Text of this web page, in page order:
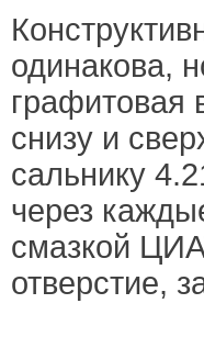
одинакова,
графитовая
снизу и
сальнику
через
смазкой
отверстие,